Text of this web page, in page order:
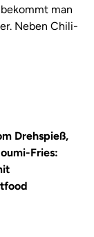
man
Neben Chili-
Drehspieß,
Fries: